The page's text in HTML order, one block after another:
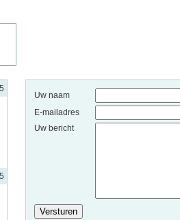
Uw naam
E-mailadres
Uw bericht